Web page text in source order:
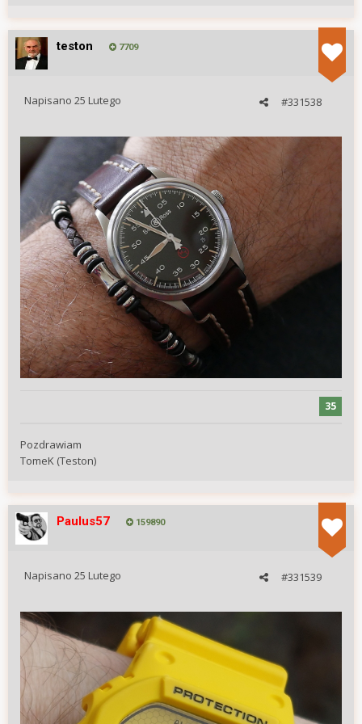
teston 7709
#331538
Napisano 25 Lutego
35
Pozdrawiam
TomeK (Teston)
Paulus57 159890
#331539
Napisano 25 Lutego